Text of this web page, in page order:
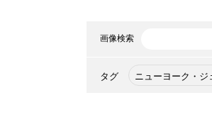
画像検索
タグ ニューヨーク・ジ